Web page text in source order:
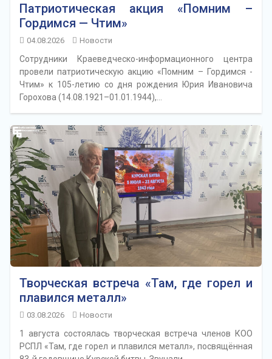
Патриотическая акция «Помним –
Гордимся — Чтим»
04.08.2026 Новости
Сотрудники Краеведческо-информационного центра
провели патриотическую акцию «Помним – Гордимся -
Чтим» к 105-летию со дня рождения Юрия Ивановича
Горохова (14.08.1921–01.01.1944),…
Творческая встреча «Там, где горел и
плавился металл»
03.08.2026 Новости
1 августа состоялась творческая встреча членов КОО
РСПЛ «Там, где горел и плавился металл», посвящённая